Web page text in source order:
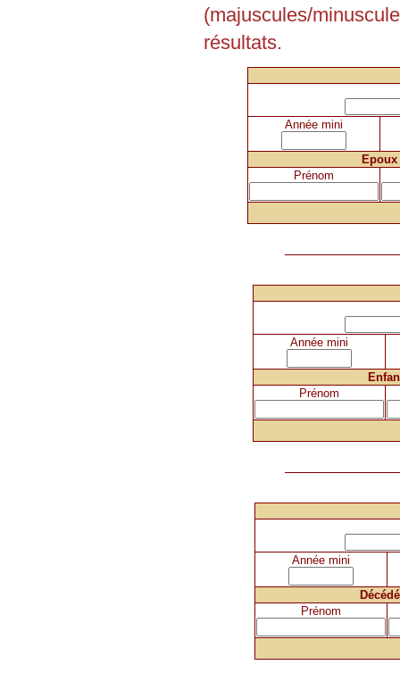
(majuscules/
résultats.
Année mini
Epoux
Prénom
Année mini
Prénom
Année mini
Prénom